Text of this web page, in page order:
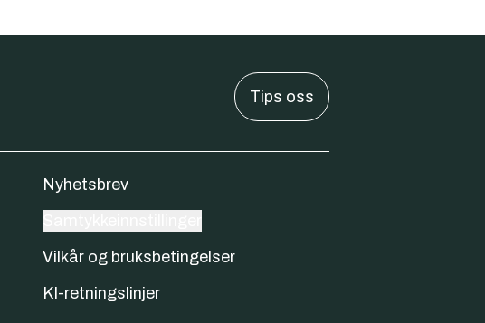
Tips oss
Nyhetsbrev
Vilkår og bruksbetingelser
KI-retningslinjer